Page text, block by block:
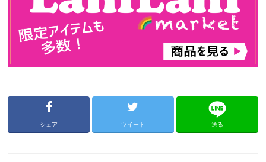
シェア ツイート 送る